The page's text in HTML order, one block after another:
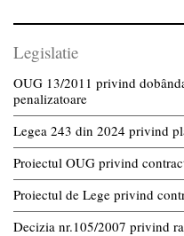
Legislatie
OUG 13/2011 privind
penalizatoare
Legea 243 din 2024 privind
Proiectul OUG privind
Proiectul de Lege privind
Decizia nr.105/2007 privind